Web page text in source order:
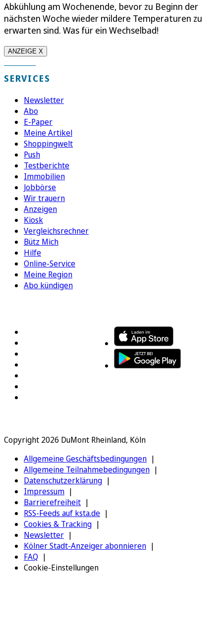
Abkühlung am Wochenende, bevor zu Beginn der
nächsten Woche wieder mildere Temperaturen zu
erwarten sind. Was für ein Wechselbad!
ANZEIGE X
SERVICES
Newsletter
Abo
E-Paper
Meine Artikel
Shoppingwelt
Push
Testberichte
Immobilien
Jobbörse
Wir trauern
Anzeigen
Kiosk
Vergleichsrechner
Bütz Mich
Hilfe
Online-Service
Meine Region
Abo kündigen
Copyright 2026 DuMont Rheinland, Köln
Allgemeine Geschäftsbedingungen
Allgemeine Teilnahmebedingungen
Datenschutzerklärung
Impressum
Barrierefreiheit
RSS-Feeds auf ksta.de
Cookies & Tracking
Newsletter
Kölner Stadt-Anzeiger abonnieren
FAQ
Cookie-Einstellungen